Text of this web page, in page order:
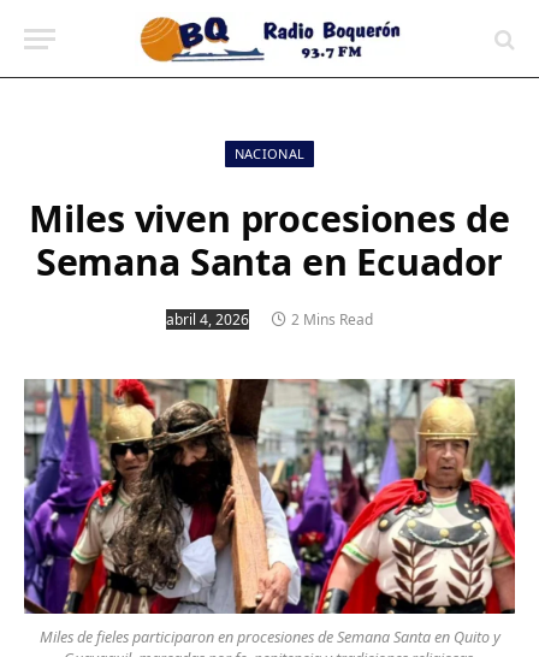
NACIONAL
Miles viven procesiones de
Semana Santa en Ecuador
abril 4, 2026 2 Mins Read
Miles de fieles participaron en procesiones de Semana Santa en Quito y